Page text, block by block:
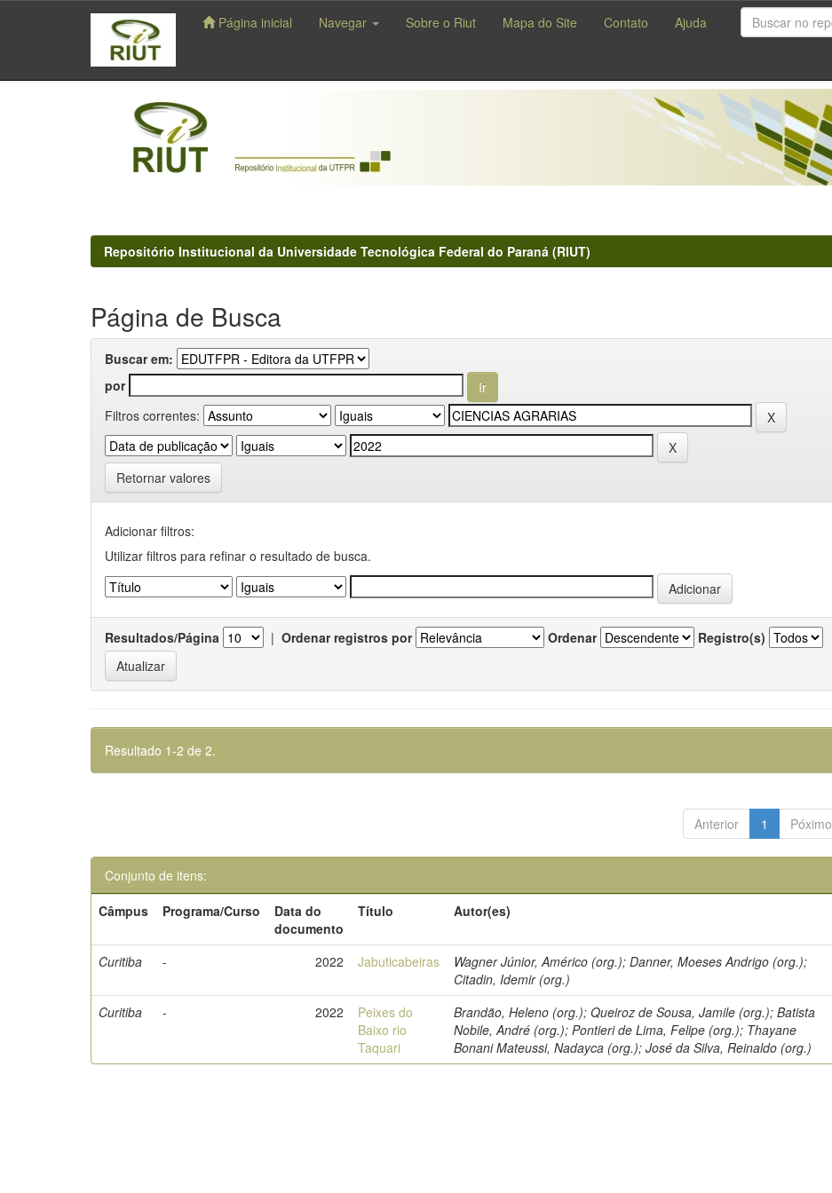
navigation
Página inicial Navegar Sobre o Riut Mapa do Site Contato Ajuda
Repositório Institucional da Universidade Tecnológica Federal do Paraná (RIUT)
Página de Busca
Buscar em:
por
Filtros correntes:
Retornar valores
Adicionar filtros:
Utilizar filtros para refinar o resultado de busca.
Resultados/Página | Ordenar registros por Ordenar Registro(s)
Resultado 1-2 de 2.
Anterior 1 Póximo
Conjunto de itens:
Câmpus
Programa/Curso
Data do
documento
Título Autor(es)
Curitiba - 2022 Jabuticabeiras
Wagner Júnior, Américo (org.); Danner, Moeses Andrigo (org.);
Citadin, Idemir (org.)
Curitiba
- 2022
Peixes do
Baixo rio
Taquari
Brandão, Heleno (org.); Queiroz de Sousa, Jamile (org.); Batista
Nobile, André (org.); Pontieri de Lima, Felipe (org.); Thayane
Bonani Mateussi, Nadayca (org.); José da Silva, Reinaldo (org.)